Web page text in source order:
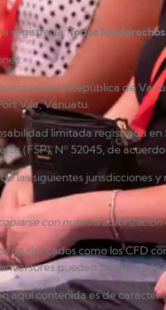
registrada.Todos los derechos
en la República de
Vila, Vanuatu.
limitada registrada
(FSP), Nº 52045, de
las siguientes jurisdicciones
con nuestra
apalancados como los CFD
pueden perder
aquí contenida es de carácter